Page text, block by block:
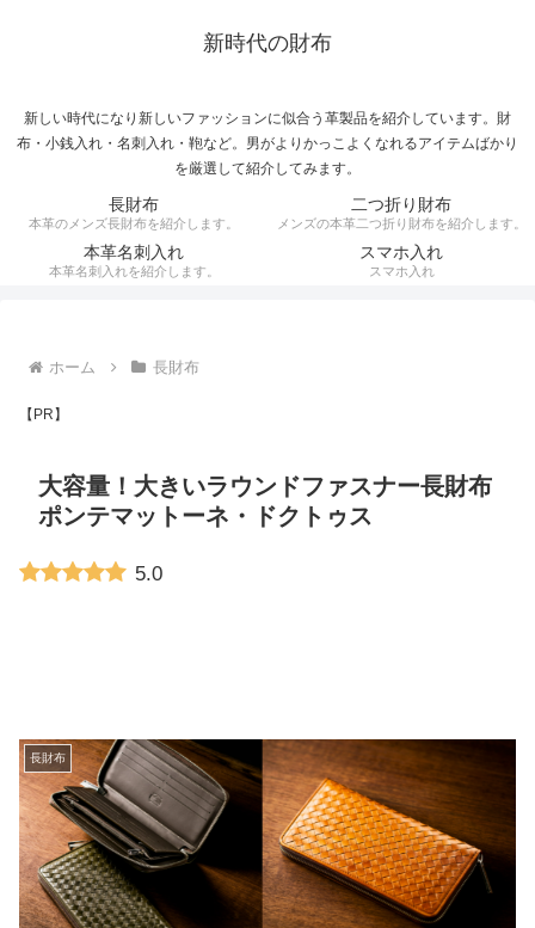
新時代の財布
新しい時代になり新しいファッションに似合う革製品を紹介しています。財
布・小銭入れ・名刺入れ・鞄など。男がよりかっこよくなれるアイテムばかり
を厳選して紹介してみます。
長財布
本革のメンズ長財布を紹介します。
二つ折り財布
メンズの本革二つ折り財布を紹介します。
本革名刺入れ
本革名刺入れを紹介します。
スマホ入れ
スマホ入れ
ホーム 長財布
【PR】
大容量！大きいラウンドファスナー長財布
ポンテマットーネ・ドクトゥス
5.0
長財布